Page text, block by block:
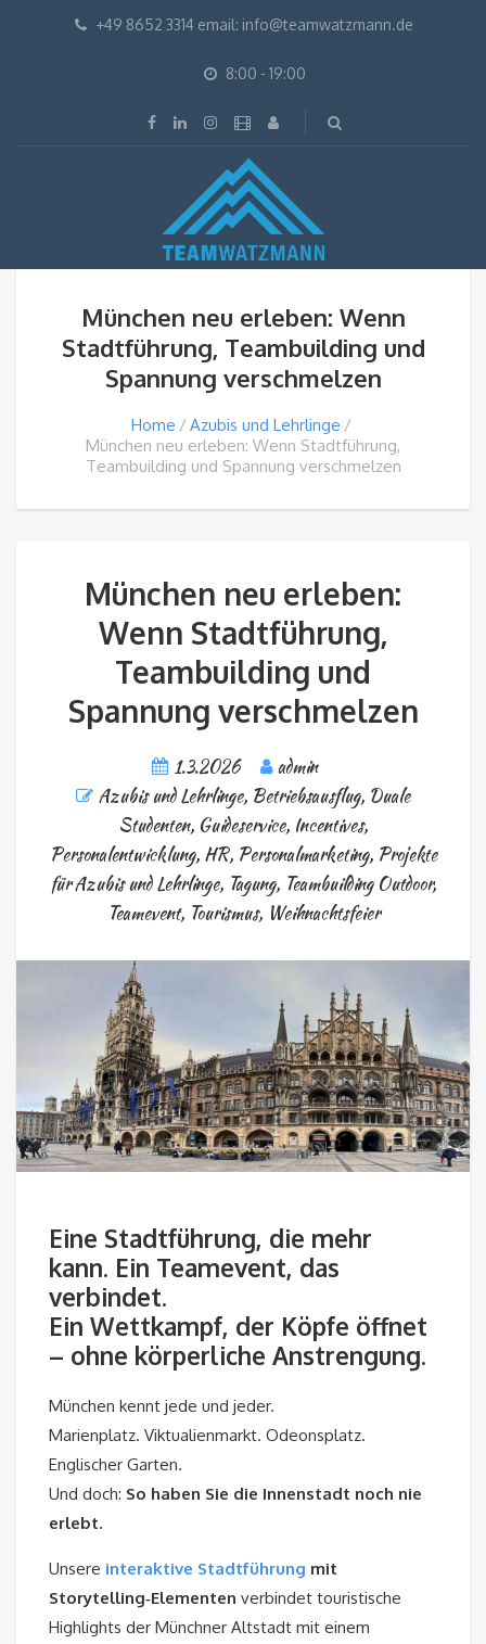
+49 8652 3314 email: info@teamwatzmann.de
8:00 - 19:00
München neu erleben: Wenn
Stadtführung, Teambuilding und
Spannung verschmelzen
Home
Azubis und Lehrlinge
München neu erleben: Wenn Stadtführung,
Teambuilding und Spannung verschmelzen
München neu erleben:
Wenn Stadtführung,
Teambuilding und
Spannung verschmelzen
1.3.2026
admin
Azubis und Lehrlinge, Betriebsausflug, Duale
Studenten, Guideservice, Incentives,
Personalentwicklung, HR, Personalmarketing, Projekte
für Azubis und Lehrlinge, Tagung, Teambuilding Outdoor,
Teamevent, Tourismus, Weihnachtsfeier
Eine Stadtführung, die mehr
kann. Ein Teamevent, das
verbindet.
Ein Wettkampf, der Köpfe öffnet
– ohne körperliche Anstrengung.
München kennt jede und jeder.
Marienplatz. Viktualienmarkt. Odeonsplatz.
Englischer Garten.
Und doch: So haben Sie die Innenstadt noch nie
erlebt.
Unsere interaktive Stadtführung mit
Storytelling‑Elementen verbindet touristische
Highlights der Münchner Altstadt mit einem